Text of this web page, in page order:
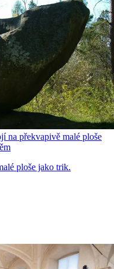
na překvapivě malé ploše
ploše jako trik.